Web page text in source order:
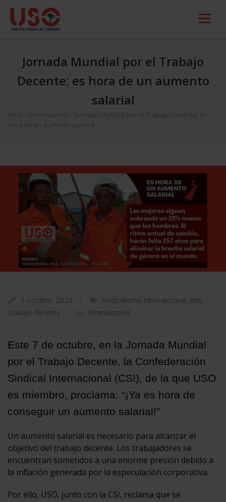
Jornada Mundial por el Trabajo
Decente: es hora de un aumento
salarial
Inicio Internacional
Jornada Mundial por el Trabajo Decente: es
hora de un aumento salarial
3 octubre, 2023 sindicalismo internacional, ods,
trabajo decente
Internacional
Este 7 de octubre, en la Jornada Mundial
por el Trabajo Decente, la Confederación
Sindical Internacional (CSI), de la que USO
es miembro, proclama: “¡Ya es hora de
conseguir un aumento salarial!”
Un aumento salarial es necesario para alcanzar el
objetivo del trabajo decente. Los trabajadores se
encuentran sometidos a una enorme presión debido a
la inflación generada por la especulación corporativa.
Por ello, USO, junto con la CSI, reclama que se